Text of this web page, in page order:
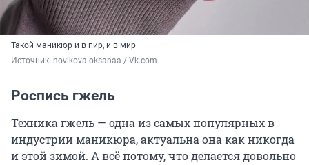
Такой маникюр и в пир, и в мир
Источник: novikova.oksanaa / Vk.com
Роспись гжель
Техника гжель — одна из самых популярных в
индустрии маникюра, актуальна она как никогда
и этой зимой. А всё потому, что делается довольно